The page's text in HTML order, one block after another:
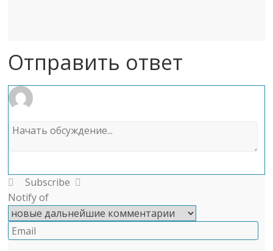
Отправить ответ
Subscribe
Notify of